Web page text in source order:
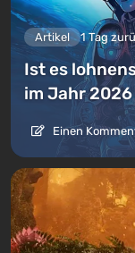
Artikel 1 Tag
Ist es
im Jahr
Einen